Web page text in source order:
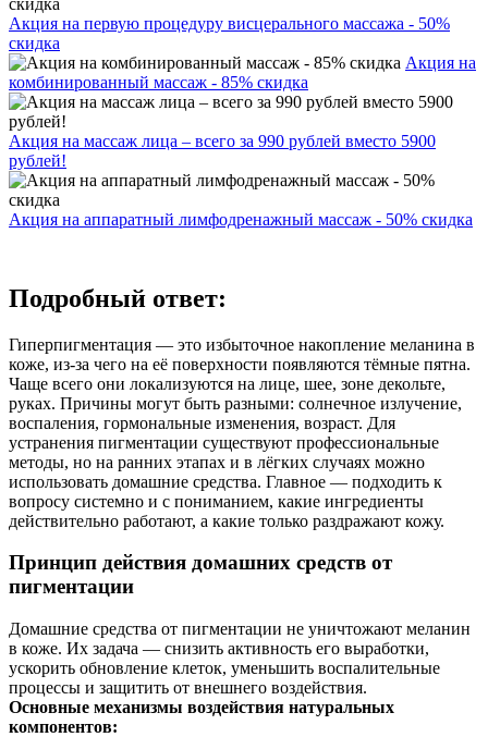
Акция на первую процедуру висцерального массажа - 50%
скидка
Акция на
комбинированный массаж - 85% скидка
Акция на массаж лица – всего за 990 рублей вместо 5900
рублей!
Акция на аппаратный лимфодренажный массаж - 50% скидка
Подробный ответ:
Гиперпигментация — это избыточное накопление меланина в
коже, из-за чего на её поверхности появляются тёмные пятна.
Чаще всего они локализуются на лице, шее, зоне декольте,
руках. Причины могут быть разными: солнечное излучение,
воспаления, гормональные изменения, возраст. Для
устранения пигментации существуют профессиональные
методы, но на ранних этапах и в лёгких случаях можно
использовать домашние средства. Главное — подходить к
вопросу системно и с пониманием, какие ингредиенты
действительно работают, а какие только раздражают кожу.
Принцип действия домашних средств от
пигментации
Домашние средства от пигментации не уничтожают меланин
в коже. Их задача — снизить активность его выработки,
ускорить обновление клеток, уменьшить воспалительные
процессы и защитить от внешнего воздействия.
Основные механизмы воздействия натуральных
компонентов: